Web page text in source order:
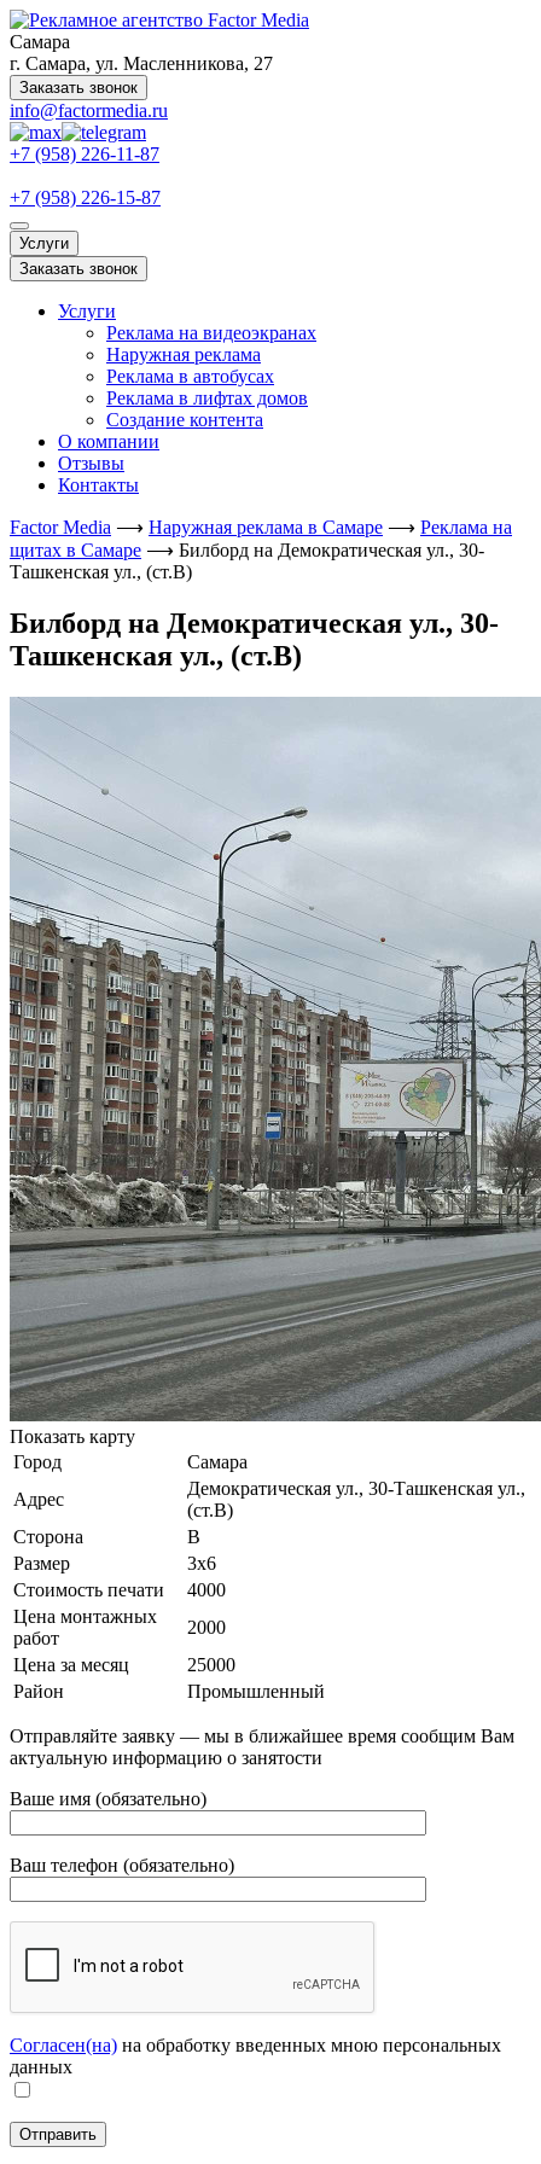
Самара
г. Самара, ул. Масленникова, 27
Заказать звонок
info@factormedia.ru
+7 (958) 226-11-87
+7 (958) 226-15-87
Услуги
Заказать звонок
Услуги
Реклама на видеоэкранах
Наружная реклама
Реклама в автобусах
Реклама в лифтах домов
Создание контента
О компании
Отзывы
Контакты
Factor Media ⟶ Наружная реклама в Самаре ⟶ Реклама на
щитах в Самаре ⟶ Билборд на Демократическая ул., 30-
Ташкенская ул., (ст.В)
Билборд на Демократическая ул., 30-
Ташкенская ул., (ст.В)
Показать карту
Город
Самара
Адрес
Демократическая ул., 30-Ташкенская ул.,
(ст.В)
Сторона
В
Размер
3х6
Стоимость печати
4000
Цена монтажных
работ
2000
Цена за месяц
25000
Район
Промышленный
Отправляйте заявку — мы в ближайшее время сообщим Вам
актуальную информацию о занятости
Ваше имя (обязательно)
Ваш телефон (обязательно)
Согласен(на) на обработку введенных мною персональных
данных